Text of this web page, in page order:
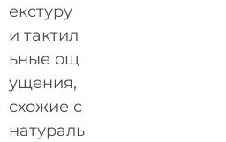
екстуру
и тактил
ьные ощ
ущения,
схожие с
натураль